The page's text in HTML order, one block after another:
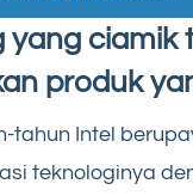
yang ciamik
produk
tahun Intel
teknologinya